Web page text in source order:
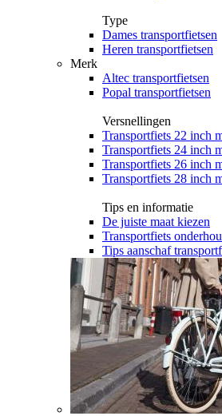
Type
Dames transportfietsen
Heren transportfietsen
Merk
Altec transportfietsen
Popal transportfietsen
Versnellingen
Transportfiets 22 inch
Transportfiets 24 inch
Transportfiets 26 inch
Transportfiets 28 inch
Tips en informatie
De juiste maat kiezen
Transportfiets
Tips aanschaf